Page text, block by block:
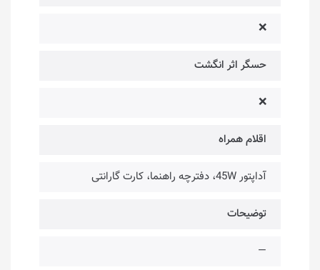
❌
حسگر اثر انگشت
❌
اقلام همراه
آداپتور 45W، دفترچه راهنما، کارت گارانتی
توضیحات
—